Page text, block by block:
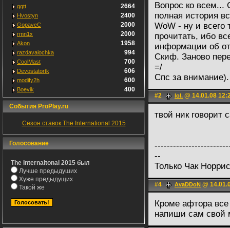
ggtt 2664
Hvostyn 2400
GopaveC 2000
rmn1x 2000
Akon 1958
razdavalochka 994
CoolMast 700
Devostatortk 606
modify2h 600
Boevik 400
События ProPlay.ru
Сезон ставок The International 2015
Голосование
The Internaitonal 2015 был
Лучше предыдуших
Хуже предыдущих
Такой же
Вопрос ко всем...
полная история
WoW - ну и всего
прочитать, ибо
информации об
Скиф. Заново
=/
Спс за внимание).
#2 lol. @ 14.01.08
твой ник говорит
--
Только Чак
#4 AvaDDoN @
Кроме афтора
напиши сам свой